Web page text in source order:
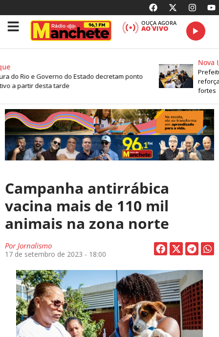
OUÇA AGORA
AO VIVO
do Rio e Governo do Estado decretam ponto
a partir desta tarde
Nova
reforça
fortes
Campanha antirrábica
vacina mais de 110 mil
animais na zona norte
PorJornalismo
17 de setembro de 2023 - 18:00